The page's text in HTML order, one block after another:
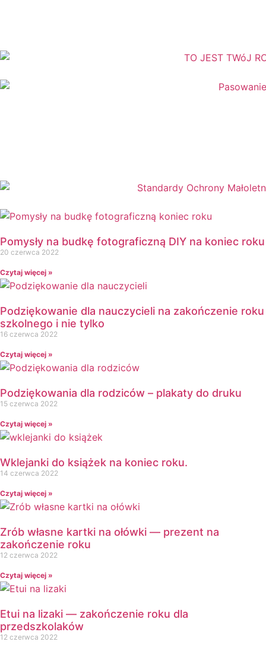
Dni Tygodnia
Dyplomy i certyfikaty
Dzień Dziewczynek
Dzień Edukacji Narodowej
Dzień Kolorowej Skarpetki
Dzień kropki
Dzień Mamy i Taty
Dzień Nauczyciela
Dzień Postaci z bajek
Dzień Przedszkolaka
Dzień Pszczoły
Dzień Świadomości Autyzmu
Dzień Walki z Depresją
Dzień Zdrowego Śniadania
E
Emocje
F
Fotobudka
G
Girlandy
Grafomotoryka
Grinch
Pomysły na budkę fotograficzną DIY na koniec roku
20 czerwca 2022
Czytaj więcej »
Podziękowanie dla nauczycieli na zakończenie roku
szkolnego i nie tylko
16 czerwca 2022
Czytaj więcej »
Podziękowania dla rodziców – plakaty do druku
15 czerwca 2022
Czytaj więcej »
Wklejanki do książek na koniec roku.
14 czerwca 2022
Czytaj więcej »
Zrób własne kartki na ołówki — prezent na
zakończenie roku
12 czerwca 2022
Czytaj więcej »
Etui na lizaki — zakończenie roku dla
przedszkolaków
12 czerwca 2022